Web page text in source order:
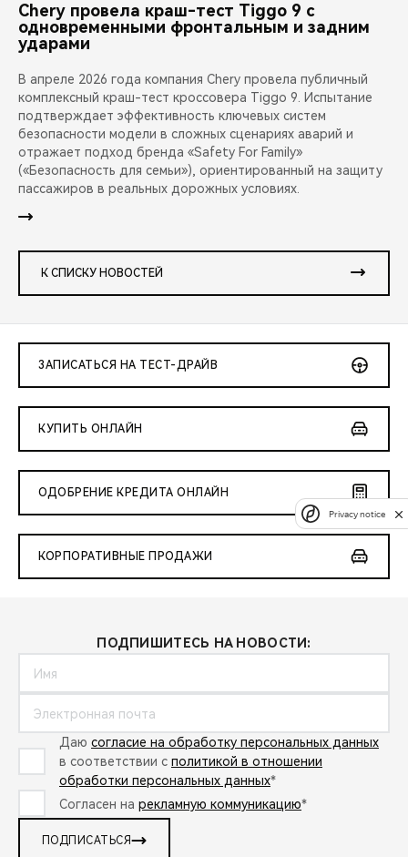
Chery провела краш-тест Tiggo 9 с
одновременными фронтальным и задним
ударами
В апреле 2026 года компания Chery провела публичный
комплексный краш-тест кроссовера Tiggo 9. Испытание
подтверждает эффективность ключевых систем
безопасности модели в сложных сценариях аварий и
отражает подход бренда «Safety For Family»
(«Безопасность для семьи»), ориентированный на защиту
пассажиров в реальных дорожных условиях.
К СПИСКУ НОВОСТЕЙ
ЗАПИСАТЬСЯ НА ТЕСТ-ДРАЙВ
КУПИТЬ ОНЛАЙН
ОДОБРЕНИЕ КРЕДИТА ОНЛАЙН
КОРПОРАТИВНЫЕ ПРОДАЖИ
ПОДПИШИТЕСЬ НА НОВОСТИ:
Даю согласие на обработку персональных данных
в соответствии с политикой в отношении
обработки персональных данных*
Согласен на рекламную коммуникацию*
ПОДПИСАТЬСЯ
Privacy notice